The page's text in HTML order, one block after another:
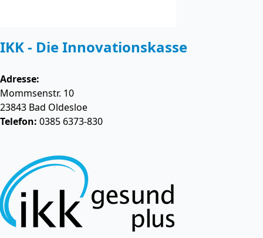
IKK - Die Innovationskasse
Adresse:
Mommsenstr. 10
23843 Bad Oldesloe
Telefon: 0385 6373-830